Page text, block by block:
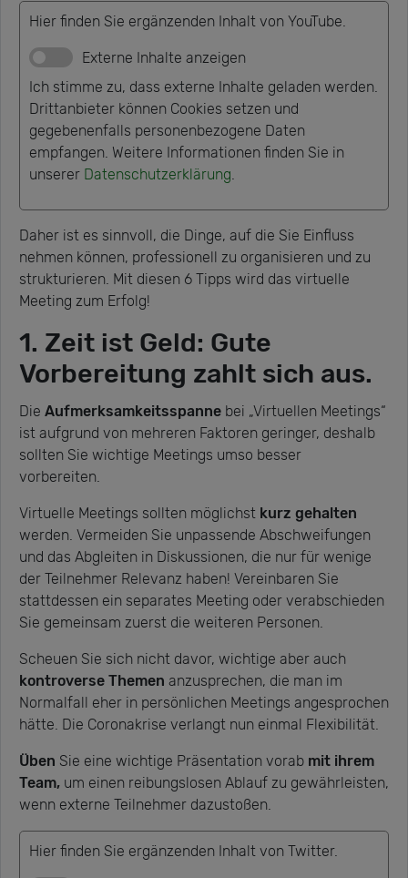
Hier finden Sie ergänzenden Inhalt von YouTube.
Externe Inhalte anzeigen
Ich stimme zu, dass externe Inhalte geladen werden.
Drittanbieter können Cookies setzen und
gegebenenfalls personenbezogene Daten
empfangen. Weitere Informationen finden Sie in
unserer Datenschutzerklärung.
Daher ist es sinnvoll, die Dinge, auf die Sie Einfluss
nehmen können, professionell zu organisieren und zu
strukturieren. Mit diesen 6 Tipps wird das virtuelle
Meeting zum Erfolg!
1. Zeit ist Geld: Gute
Vorbereitung zahlt sich aus.
Die Aufmerksamkeitsspanne bei „Virtuellen Meetings“
ist aufgrund von mehreren Faktoren geringer, deshalb
sollten Sie wichtige Meetings umso besser
vorbereiten.
Virtuelle Meetings sollten möglichst kurz gehalten
werden. Vermeiden Sie unpassende Abschweifungen
und das Abgleiten in Diskussionen, die nur für wenige
der Teilnehmer Relevanz haben! Vereinbaren Sie
stattdessen ein separates Meeting oder verabschieden
Sie gemeinsam zuerst die weiteren Personen.
Scheuen Sie sich nicht davor, wichtige aber auch
kontroverse Themen anzusprechen, die man im
Normalfall eher in persönlichen Meetings angesprochen
hätte. Die Coronakrise verlangt nun einmal Flexibilität.
Üben Sie eine wichtige Präsentation vorab mit ihrem
Team, um einen reibungslosen Ablauf zu gewährleisten,
wenn externe Teilnehmer dazustoßen.
Hier finden Sie ergänzenden Inhalt von Twitter.